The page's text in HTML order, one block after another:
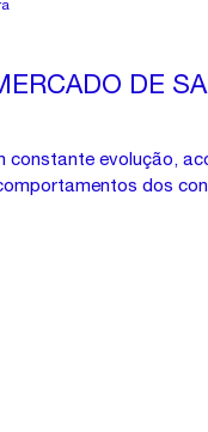
DE
constante evolução,
dos